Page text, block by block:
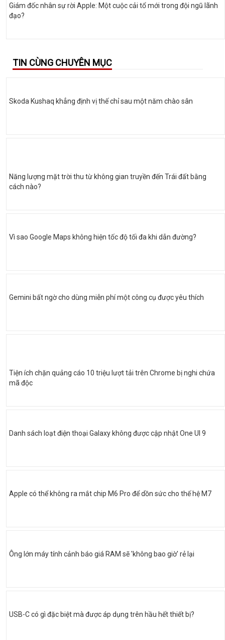
Giám đốc nhân sự rời Apple: Một cuộc cải tổ mới trong đội ngũ lãnh
đạo?
TIN CÙNG CHUYÊN MỤC
Skoda Kushaq khẳng định vị thế chỉ sau một năm chào sân
Năng lượng mặt trời thu từ không gian truyền đến Trái đất bằng
cách nào?
Vì sao Google Maps không hiện tốc độ tối đa khi dẫn đường?
Gemini bất ngờ cho dùng miễn phí một công cụ được yêu thích
Tiện ích chặn quảng cáo 10 triệu lượt tải trên Chrome bị nghi chứa
mã độc
Danh sách loạt điện thoại Galaxy không được cập nhật One UI 9
Apple có thể không ra mắt chip M6 Pro để dồn sức cho thế hệ M7
Ông lớn máy tính cảnh báo giá RAM sẽ 'không bao giờ' rẻ lại
USB-C có gì đặc biệt mà được áp dụng trên hầu hết thiết bị?